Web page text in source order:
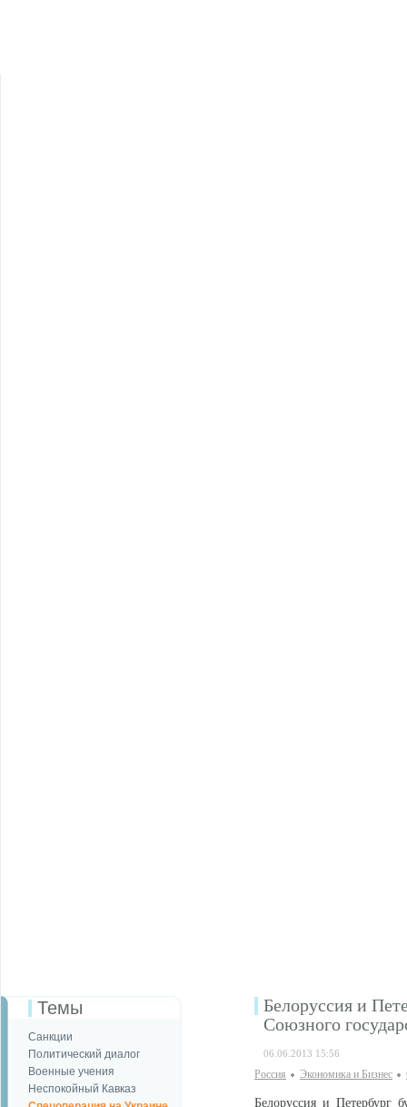
Темы
Санкции
Политический диалог
Военные учения
Неспокойный Кавказ
Белоруссия и
Союзного
06.06.2013 15:56
Россия Экономика и Бизнес
Белоруссия и Петербург